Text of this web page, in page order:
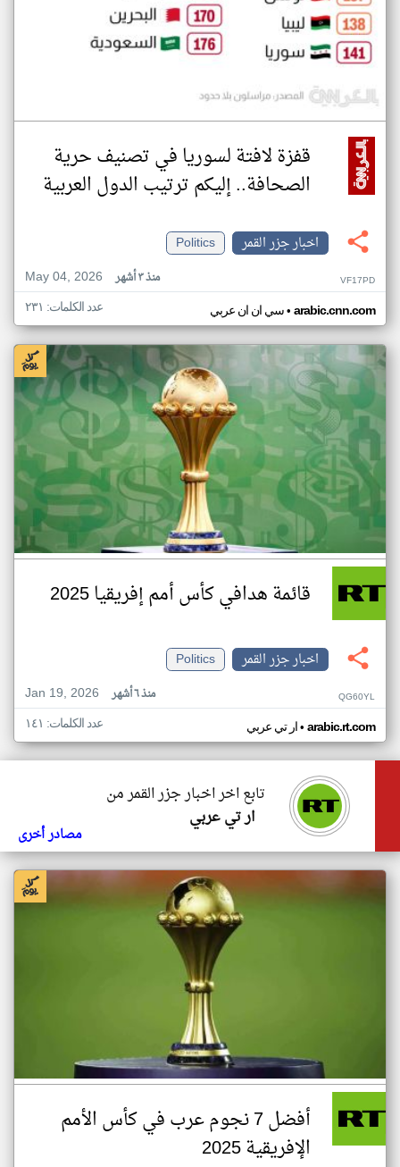
قفزة لافتة لسوريا في تصنيف حرية
الصحافة.. إليكم ترتيب الدول العربية
اخبار جزر القمر
Politics
May 04, 2026
منذ ٣ أشهر VF17PD
سي ان ان عربي• arabic.cnn.com عدد الكلمات: ٢٣١
قائمة هدافي كأس أمم إفريقيا 2025
اخبار جزر القمر
Politics
Jan 19, 2026
منذ ٦ أشهر QG60YL
ار تي عربي• arabic.rt.com عدد الكلمات: ١٤١
تابع اخر اخبار جزر القمر من
ار تي عربي
مصادر أخرى
أفضل 7 نجوم عرب في كأس الأمم
الإفريقية 2025